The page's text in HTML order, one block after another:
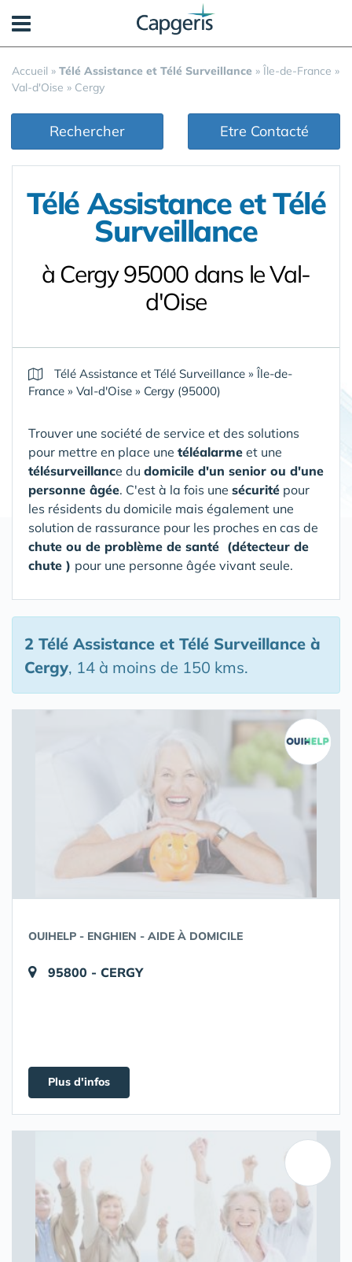
Accueil » Télé Assistance et Télé Surveillance » Île-de-France »
Val-d'Oise » Cergy
Rechercher Etre Contacté
Télé Assistance et Télé
Surveillance
à Cergy 95000 dans le Val-
d'Oise
Télé Assistance et Télé Surveillance »Île-de-
France » Val-d'Oise » Cergy (95000)
Trouver une société de service et des solutions
pour mettre en place une téléalarme et une
télésurveillance du domicile d'un senior ou d'une
personne âgée. C'est à la fois une sécurité pour
les résidents du domicile mais également une
solution de rassurance pour les proches en cas de
chute ou de problème de santé (détecteur de
chute ) pour une personne âgée vivant seule.
2 Télé Assistance et Télé Surveillance à
Cergy, 14 à moins de 150 kms.
OUIHELP - ENGHIEN - AIDE À DOMICILE
95800 - CERGY
Plus d'infos